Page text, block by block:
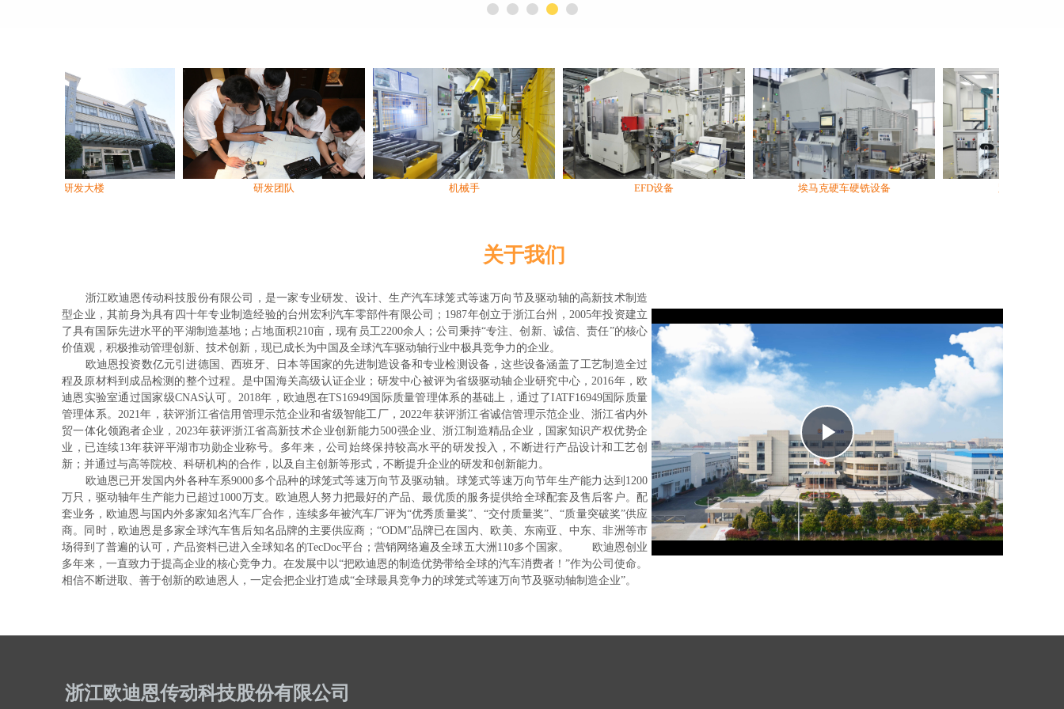
埃马克硬车硬铣设备
关于我们
Play
Video
浙江欧迪恩传动科技股份有限公司，是一家专业研发、设计、生产汽车球笼式等速万向节及驱动轴的高新技术制造
型企业，其前身为具有四十年专业制造经验的台州宏利汽车零部件有限公司；1987年创立于浙江台州，2005年投资建立
了具有国际先进水平的平湖制造基地；占地面积210亩，现有员工2200余人；公司秉持“专注、创新、诚信、责任”的核心
价值观，积极推动管理创新、技术创新，现已成长为中国及全球汽车驱动轴行业中极具竞争力的企业。
欧迪恩投资数亿元引进德国、西班牙、日本等国家的先进制造设备和专业检测设备，这些设备涵盖了工艺制造全过
程及原材料到成品检测的整个过程。是中国海关高级认证企业；研发中心被评为省级驱动轴企业研究中心，2016年，欧
迪恩实验室通过国家级CNAS认可。2018年，欧迪恩在TS16949国际质量管理体系的基础上，通过了IATF16949国际质量
管理体系。2021年，获评浙江省信用管理示范企业和省级智能工厂，2022年获评浙江省诚信管理示范企业、浙江省内外
贸一体化领跑者企业，2023年获评浙江省高新技术企业创新能力500强企业、浙江制造精品企业，国家知识产权优势企
业，已连续13年获评平湖市功勋企业称号。多年来，公司始终保持较高水平的研发投入，不断进行产品设计和工艺创
新；并通过与高等院校、科研机构的合作，以及自主创新等形式，不断提升企业的研发和创新能力。
欧迪恩已开发国内外各种车系9000多个品种的球笼式等速万向节及驱动轴。球笼式等速万向节年生产能力达到1200
万只，驱动轴年生产能力已超过1000万支。欧迪恩人努力把最好的产品、最优质的服务提供给全球配套及售后客户。配
套业务，欧迪恩与国内外多家知名汽车厂合作，连续多年被汽车厂评为“优秀质量奖”、“交付质量奖”、“质量突破奖”供应
商。同时，欧迪恩是多家全球汽车售后知名品牌的主要供应商；“ODM”品牌已在国内、欧美、东南亚、中东、非洲等市
场得到了普遍的认可，产品资料已进入全球知名的TecDoc平台；营销网络遍及全球五大洲110多个国家。
欧迪恩创业
多年来，一直致力于提高企业的核心竞争力。在发展中以“把欧迪恩的制造优势带给全球的汽车消费者！”作为公司使命。
相信不断进取、善于创新的欧迪恩人，一定会把企业打造成“全球最具竞争力的球笼式等速万向节及驱动轴制造企业”。
浙江欧迪恩传动科技股份有限公司